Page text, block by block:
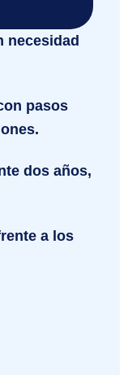
necesidad
pasos
dos años,
a los